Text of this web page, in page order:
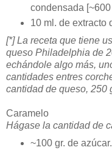
condensada [~600
10 ml. de extracto
[*] La receta que tiene
queso Philadelphia de
echándole algo más,
cantidades entres
cantidad de queso, 250
Caramelo
Hágase la cantidad de
~100 gr. de azúcar.